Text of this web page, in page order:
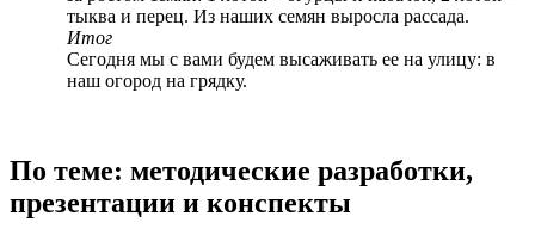
тыква и перец. Из наших семян выросла рассада.
Итог
Сегодня мы с вами будем высаживать ее на улицу: в
наш огород на грядку.
По теме: методические разработки,
презентации и конспекты